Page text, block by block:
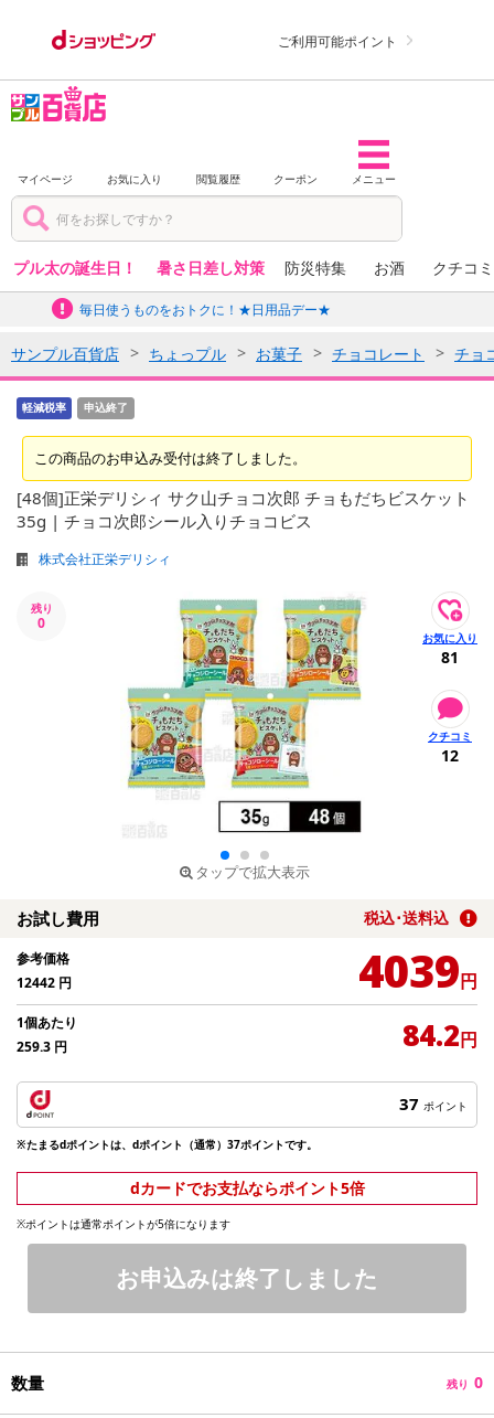
ご利用可能ポイント
マイページ お気に入り 閲覧履歴 クーポン メニュー
プル太の誕生日！ 暑さ日差し対策 防災特集 お酒 クチコ
毎日使うものをおトクに！★日用品デー★
サンプル百貨店 ちょっプル お菓子 チョコレート チョ
軽減税率 申込終了
この商品のお申込み受付は終了しました。
[48個]正栄デリシィ サク山チョコ次郎 チョもだちビスケット
35g | チョコ次郎シール入りチョコビス
株式会社正栄デリシィ
残り
0
タップで拡大表示
81
12
お試し費用 税込･送料込
参考価格
12442 円 4039円
1個あたり
259.3 円 84.2円
37 ポイント
※たまるdポイントは、dポイント（通常）37ポイントです。
dカードでお支払ならポイント5倍
※ポイントは通常ポイントが5倍になります
お申込みは終了しました
数量 残り 0